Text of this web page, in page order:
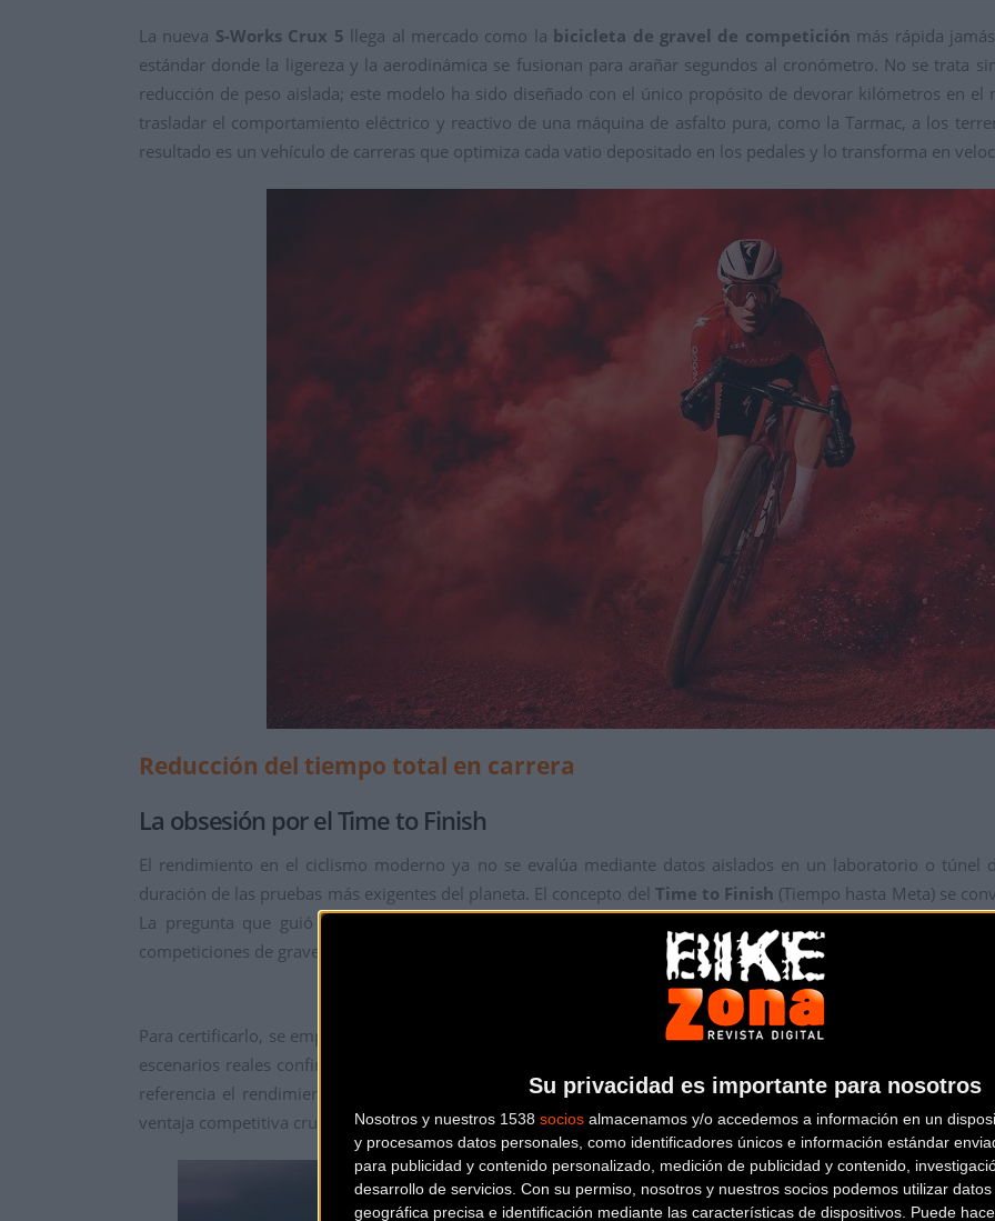
Su privacidad es importante para nosotros
Nosotros y nuestros 1538 socios almacenamos y/o accedemos a información en un
y procesamos datos personales, como identificadores únicos e información estándar
para publicidad y contenido personalizado, medición de publicidad y contenido,
desarrollo de servicios. Con su permiso, nosotros y nuestros socios podemos utilizar
geográfica precisa e identificación mediante las características de dispositivos. Puede
La nueva S-Works Crux 5 llega al mercado como la bicicleta de gravel de competición más rápida
estándar donde la ligereza y la aerodinámica se fusionan para arañar segundos al cronómetro. No se trata
reducción de peso aislada; este modelo ha sido diseñado con el único propósito de devorar kilómetros en
trasladar el comportamiento eléctrico y reactivo de una máquina de asfalto pura, como la Tarmac, a los
resultado es un vehículo de carreras que optimiza cada vatio depositado en los pedales y lo transforma en
Reducción del tiempo total en carrera
La obsesión por el Time to Finish
El rendimiento en el ciclismo moderno ya no se evalúa mediante datos aislados en un laboratorio o
duración de las pruebas más exigentes del planeta. El concepto del Time to Finish (Tiempo hasta Meta) se
La pregunta que guió todo el proceso de desarrollo fue directa y sin concesiones: ¿puede esta
competiciones de gravel más rápidas del mundo?
Para certificarlo, se emplearon las simulaciones de carrera más exhaustivas y completas del sector. Los datos
escenarios reales confirman que el nuevo diseño permite limar hasta 9 minutos y 58 segundos en una
referencia el rendimiento de atletas profesionales como Sofía Gómez Villafañe frente a la generación
ventaja competitiva crucial cuando se pelea por el escalón más alto del podio.